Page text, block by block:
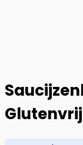
Glutenvrij